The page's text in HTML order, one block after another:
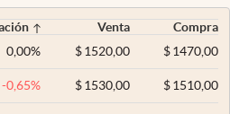
Venta
Compra
0,00% $ 1520,00 $1470,00
-0,65% $ 1530,00 $1510,00